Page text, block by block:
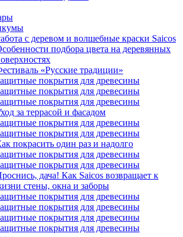
с деревом и волшебные краски Saicos
подбора цвета на деревянных
«Русские традиции»
покрытия для древесины
покрытия для древесины
покрытия для древесины
за террасой и фасадом
покрытия для древесины
покрытия для древесины
покрасить один раз и надолго
покрытия для древесины
покрытия для древесины
дача! Как Saicos возвращает к
стены, окна и заборы
покрытия для древесины
покрытия для древесины
покрытия для древесины
покрытия для древесины